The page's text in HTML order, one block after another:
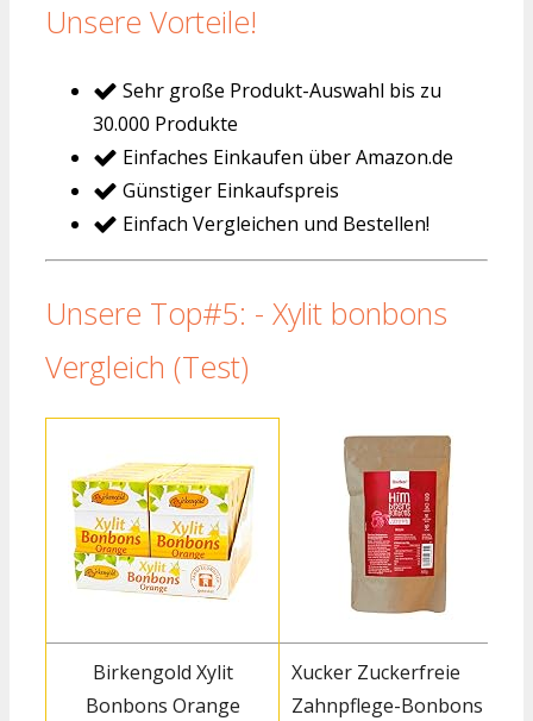
Unsere Vorteile!
Sehr große Produkt-Auswahl bis zu
30.000 Produkte
Einfaches Einkaufen über Amazon.de
Günstiger Einkaufspreis
Einfach Vergleichen und Bestellen!
Unsere Top#5: - Xylit bonbons
Vergleich (Test)
Birkengold Xylit
Bonbons Orange
Xucker Zuckerfreie
Zahnpflege-Bonbons